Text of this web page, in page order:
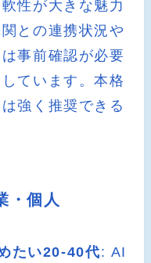
性が大きな魅力
との連携状況や
事前確認が必要
ています。本格
強く推奨できる
・個人
たい20-40代: AI